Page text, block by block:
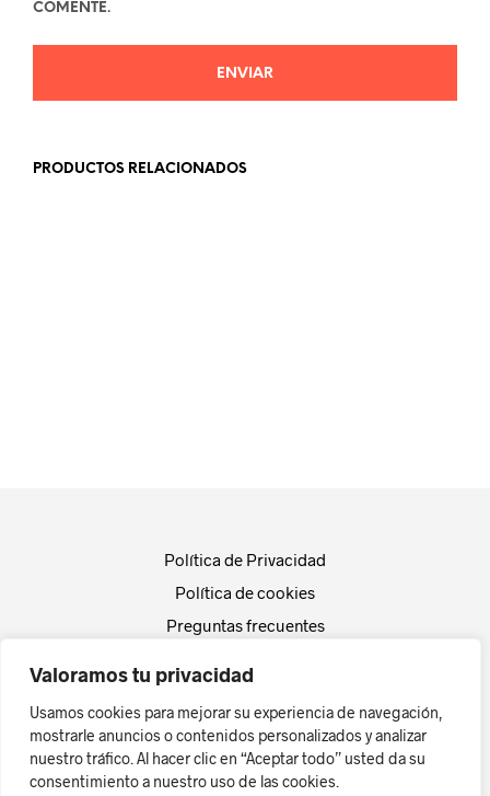
Valoramos tu privacidad
Usamos cookies para mejorar su experiencia de navegación,
mostrarle anuncios o contenidos personalizados y analizar
nuestro tráfico. Al hacer clic en “Aceptar todo” usted da su
consentimiento a nuestro uso de las cookies.
COMENTE.
PRODUCTOS RELACIONADOS
Política de Privacidad
Política de cookies
Preguntas frecuentes
Contacto
Diseño Web bydtscreativo.es